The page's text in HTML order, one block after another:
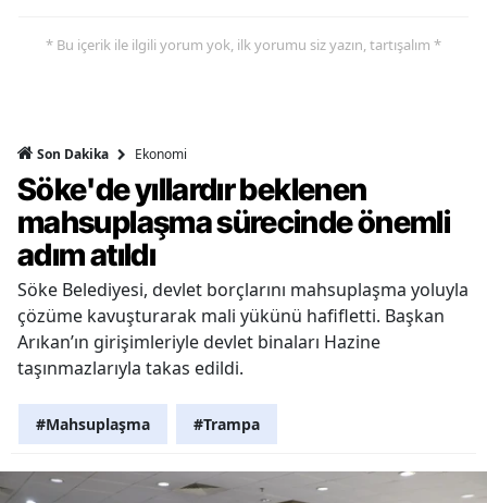
* Bu içerik ile ilgili yorum yok, ilk yorumu siz yazın, tartışalım *
Son Dakika Ekonomi
Söke'de yıllardır beklenen
mahsuplaşma sürecinde önemli
adım atıldı
Söke Belediyesi, devlet borçlarını mahsuplaşma yoluyla
çözüme kavuşturarak mali yükünü hafifletti. Başkan
Arıkan’ın girişimleriyle devlet binaları Hazine
taşınmazlarıyla takas edildi.
#Mahsuplaşma #Trampa